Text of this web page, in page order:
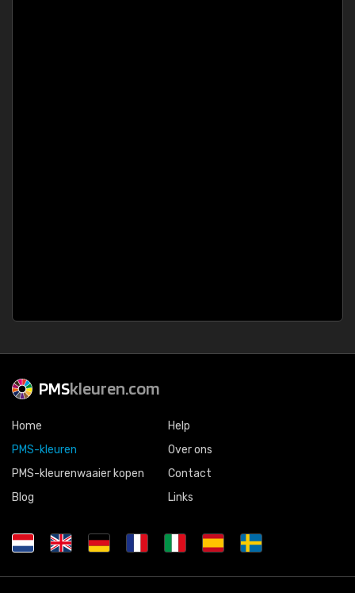
PMSkleuren.com
Home
PMS-kleuren
PMS-kleurenwaaier kopen
Blog
Help
Over ons
Contact
Links